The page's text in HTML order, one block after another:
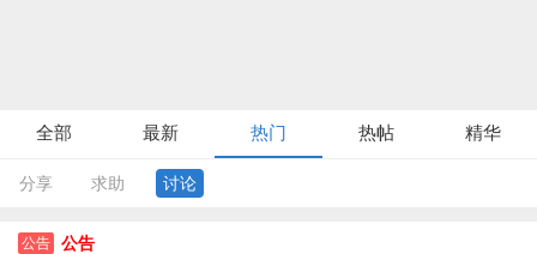
全部 最新 热门 热帖 精华
分享 求助 讨论
公告 公告